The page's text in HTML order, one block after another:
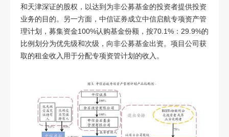
和天津深证的股权，以达到为非公募基金的投资者提供投资
业务的目的。另一方面，中信证券成立中信启航专项资产管
理计划，募集资金100%认购基金份额，按70.1% ： 29.9%的
比例划分为优先级和次级，向非公募基金出资。项目公司获
取的租金收入用于分配专项资管计划的收入。